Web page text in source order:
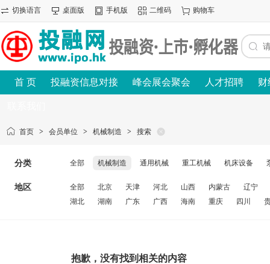
切换语言 桌面版 手机版 二维码 购物车
首 页 投融资信息对接 峰会展会聚会 人才招聘 财
首页 > 会员单位 > 机械制造 > 搜索
分类 全部 机械制造 通用机械 重工机械 机床设备
地区 全部 北京 天津 河北 山西 内蒙古
辽宁
湖北
湖南 广东 广西 海南 重庆 四川
抱歉，没有找到相关的内容